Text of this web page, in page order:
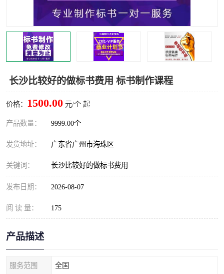
长沙比较好的做标书费用 标书制作课程
价格： 1500.00 元/个 起
产品数量： 9999.00个
发货地址： 广东省广州市海珠区
关键词： 长沙比较好的做标书费用
发布日期： 2026-08-07
阅 读 量： 175
产品描述
服务范围 全国